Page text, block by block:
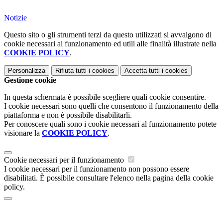
Notizie
Questo sito o gli strumenti terzi da questo utilizzati si avvalgono di
cookie necessari al funzionamento ed utili alle finalità illustrate nella
COOKIE POLICY.
Personalizza Rifiuta tutti i cookies Accetta tutti i cookies
Gestione cookie
In questa schermata è possibile scegliere quali cookie consentire.
I cookie necessari sono quelli che consentono il funzionamento della
piattaforma e non è possibile disabilitarli.
Per conoscere quali sono i cookie necessari al funzionamento potete
visionare la COOKIE POLICY.
Cookie necessari per il funzionamento
I cookie necessari per il funzionamento non possono essere
disabilitati. È possibile consultare l'elenco nella pagina della cookie
policy.